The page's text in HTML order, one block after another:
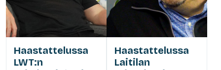
Haastattelussa
LWT:n
Haastattelussa
Laitilan